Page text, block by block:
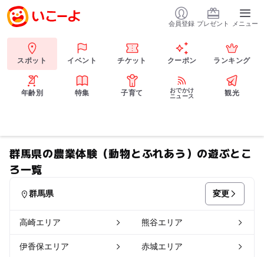
会員登録 プレゼント メニュー
スポット イベント チケット クーポン ランキング
年齢別 特集 子育て
おでかけ
ニュース
観光
群馬県の農業体験（動物とふれあう）の遊ぶとこ
ろ一覧
群馬県 変更
高崎エリア 熊谷エリア
伊香保エリア 赤城エリア